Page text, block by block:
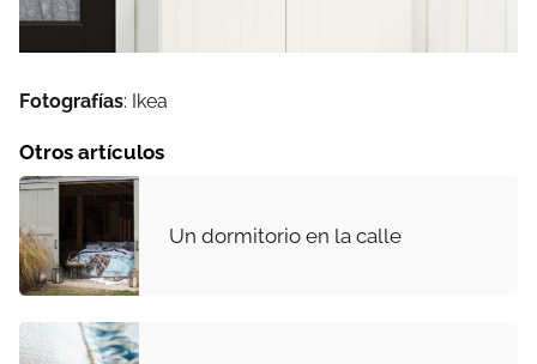
Fotografías: Ikea
Otros artículos
Un dormitorio en la calle